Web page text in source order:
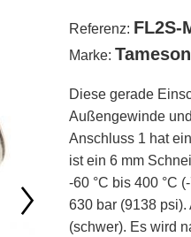
Referenz: FL2S-
Marke: Tameson
Diese gerade
Außengewinde
Anschluss 1 hat
ist ein 6 mm
-60 °C bis 400 °C
630 bar (9138
(schwer). Es wird